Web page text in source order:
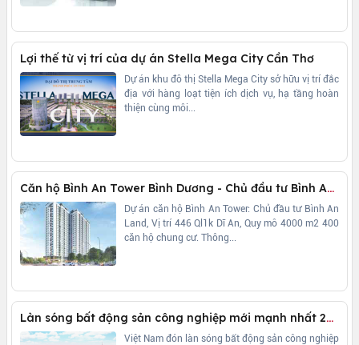
Lợi thế từ vị trí của dự án Stella Mega City Cần Thơ
Dự án khu đô thị Stella Mega City sở hữu vị trí đắc
địa với hàng loạt tiện ích dịch vụ, hạ tầng hoàn
thiện cùng môi...
Căn hộ Bình An Tower Bình Dương - Chủ đầu tư Bình An Land
Dự án căn hộ Bình An Tower: Chủ đầu tư Bình An
Land, Vị trí 446 Ql1k Dĩ An, Quy mô 4000 m2 400
căn hộ chung cư. Thông...
Làn sóng bất động sản công nghiệp mới mạnh nhất 25 năm
Việt Nam đón làn sóng bất động sản công nghiệp